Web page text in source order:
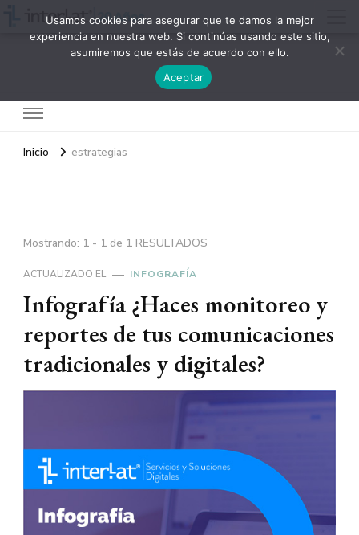
Inicio estrategias
Mostrando: 1 - 1 de 1 RESULTADOS
ACTUALIZADO EL INFOGRAFÍA
Infografía ¿Haces monitoreo y
reportes de tus comunicaciones
tradicionales y digitales?
Usamos cookies para asegurar que te damos la mejor
experiencia en nuestra web. Si continúas usando este sitio,
asumiremos que estás de acuerdo con ello.
Aceptar